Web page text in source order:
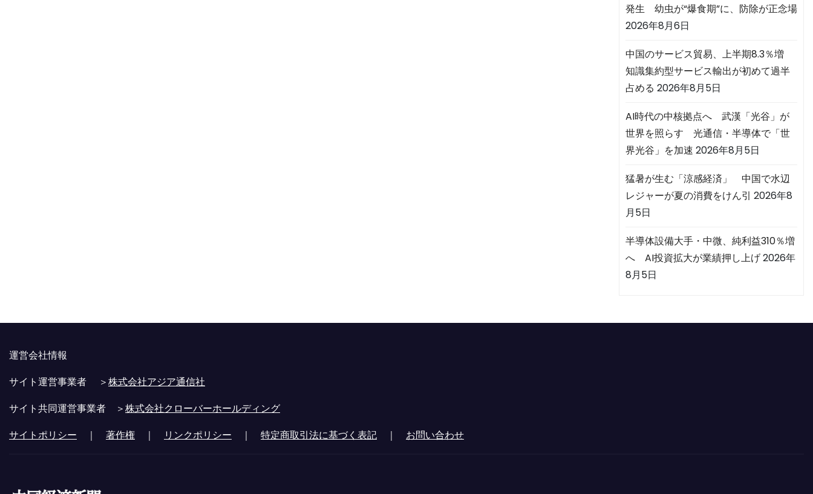
発生 幼虫が“爆食期”に、防除が正念場
2026年8月6日
中国のサービス貿易、上半期8.3％増
知識集約型サービス輸出が初めて過半
占める 2026年8月5日
AI時代の中核拠点へ 武漢「光谷」が
世界を照らす 光通信・半導体で「世
界光谷」を加速 2026年8月5日
猛暑が生む「涼感経済」 中国で水辺
レジャーが夏の消費をけん引 2026年8
月5日
半導体設備大手・中微、純利益310％増
へ AI投資拡大が業績押し上げ2026年
8月5日
運営会社情報
サイト運営事業者 ＞株式会社アジア通信社
サイト共同運営事業者 ＞株式会社クローバーホールディング
サイトポリシー ｜ 著作権 ｜ リンクポリシー ｜ 特定商取引法に基づく表記 ｜ お問い合わせ